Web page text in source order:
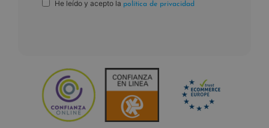
He leído y acepto la política de privacidad